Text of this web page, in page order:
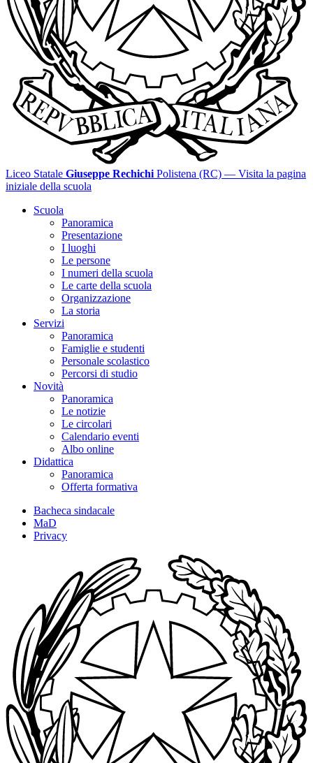
Liceo Statale Giuseppe Rechichi Polistena (RC) — Visita la pagina
iniziale della scuola
Scuola
Panoramica
Presentazione
I luoghi
Le persone
I numeri della scuola
Le carte della scuola
Organizzazione
La storia
Servizi
Panoramica
Famiglie e studenti
Personale scolastico
Percorsi di studio
Novità
Panoramica
Le notizie
Le circolari
Calendario eventi
Albo online
Didattica
Panoramica
Offerta formativa
Bacheca sindacale
MaD
Privacy